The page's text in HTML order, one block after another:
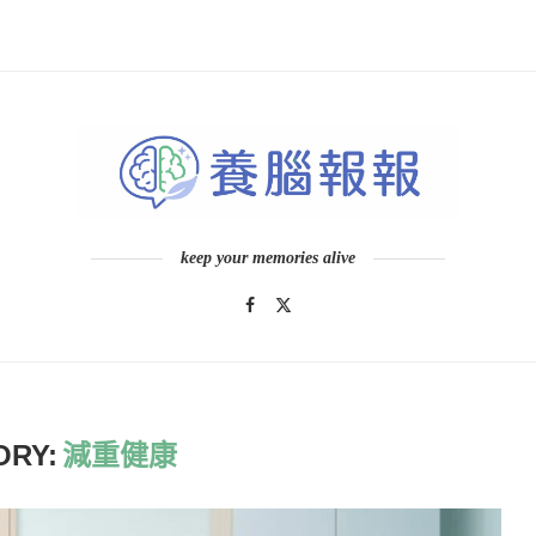
keep your memories alive
減重健康